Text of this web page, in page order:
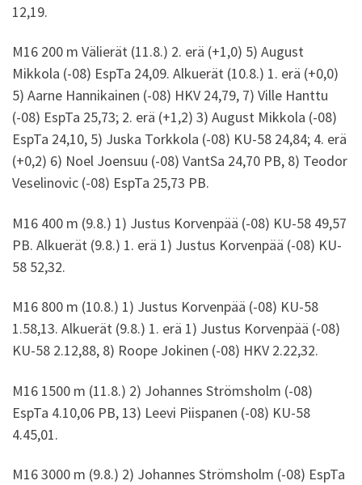
12,19.
M16 200 m Välierät (11.8.) 2. erä (+1,0) 5) August
Mikkola (-08) EspTa 24,09. Alkuerät (10.8.) 1. erä (+0,0)
5) Aarne Hannikainen (-08) HKV 24,79, 7) Ville Hanttu
(-08) EspTa 25,73; 2. erä (+1,2) 3) August Mikkola (-08)
EspTa 24,10, 5) Juska Torkkola (-08) KU-58 24,84; 4. erä
(+0,2) 6) Noel Joensuu (-08) VantSa 24,70 PB, 8) Teodor
Veselinovic (-08) EspTa 25,73 PB.
M16 400 m (9.8.) 1) Justus Korvenpää (-08) KU-58 49,57
PB. Alkuerät (9.8.) 1. erä 1) Justus Korvenpää (-08) KU-
58 52,32.
M16 800 m (10.8.) 1) Justus Korvenpää (-08) KU-58
1.58,13. Alkuerät (9.8.) 1. erä 1) Justus Korvenpää (-08)
KU-58 2.12,88, 8) Roope Jokinen (-08) HKV 2.22,32.
M16 1500 m (11.8.) 2) Johannes Strömsholm (-08)
EspTa 4.10,06 PB, 13) Leevi Piispanen (-08) KU-58
4.45,01.
M16 3000 m (9.8.) 2) Johannes Strömsholm (-08) EspTa